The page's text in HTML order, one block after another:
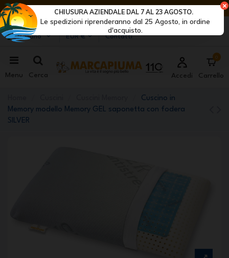
ULTIMI GIORNI DI SCONTI: AFFRETTATI! >
Marcapiuma| Produttori di materassi, cuscini e reti
Italiano
EUR € Contatti
Menu Cerca Accedi
0
Carrello
Cuscino in
Memory modello Memory GEL saponetta con fodera
SILVER
Le spedizioni riprenderanno dal 25 Agosto, in ordine
d'acquisto.
CHIUSURA AZIENDALE DAL 7 AL 23 AGOSTO.